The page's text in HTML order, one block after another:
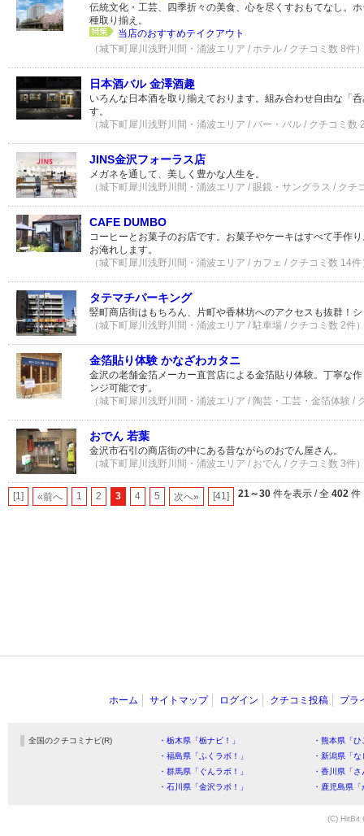
伝統文化・工芸、四季折々の美食、心を尽くすおもてなし。
種取り揃え。
当店のおすすめテイクアウト
（城下町犀川浅野川間・涌波エリア / ホテル / クチコミ数 8件
日本酒バル 金澤酒趣
いろんな日本酒を取り揃えております。組み合わせ自由な「
す。
（城下町犀川浅野川間・涌波エリア / バー・バル / クチコミ数
JINS金沢フォーラス店
メガネを通して、美しく豊かな人生を。
（城下町犀川浅野川間・涌波エリア / 眼鏡・サングラス / クチ
CAFE DUMBO
コーヒーとお菓子のお店です。お菓子やケーキはすべて手作
お淹れします。
（城下町犀川浅野川間・涌波エリア / カフェ / クチコミ数 14件
タテマチパーキング
竪町商店街はもちろん、片町や香林坊へのアクセスも抜群！
（城下町犀川浅野川間・涌波エリア / 駐車場 / クチコミ数 2件
金箔貼り体験 かなざわカタニ
金沢の老舗金箔メーカー直営店による金箔貼り体験。丁寧な
ンジ可能です。
（城下町犀川浅野川間・涌波エリア / 陶芸・工芸・金箔体験 /
おでん 若葉
金沢市石引の商店街の中にある昔ながらのおでん屋さん。
（城下町犀川浅野川間・涌波エリア / おでん / クチコミ数 3件
[1] «前へ 1 2 3 4 5 次へ» [41] 21～30 件を表示 / 全 402 件
ホーム サイトマップ ログイン クチコミ投稿 プラ
全国のクチコミナビ(R) ・栃木県「栃ナビ！」
・熊本県「
・福島県「ふくラボ！」
・新潟県「
・群馬県「ぐんラボ！」
・香川県「
・石川県「金沢ラボ！」
・鹿児島県
(C) HitBit